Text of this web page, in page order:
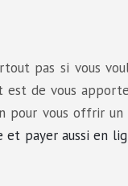
pas si vous
est de vous
pour vous offrir
payer aussi en